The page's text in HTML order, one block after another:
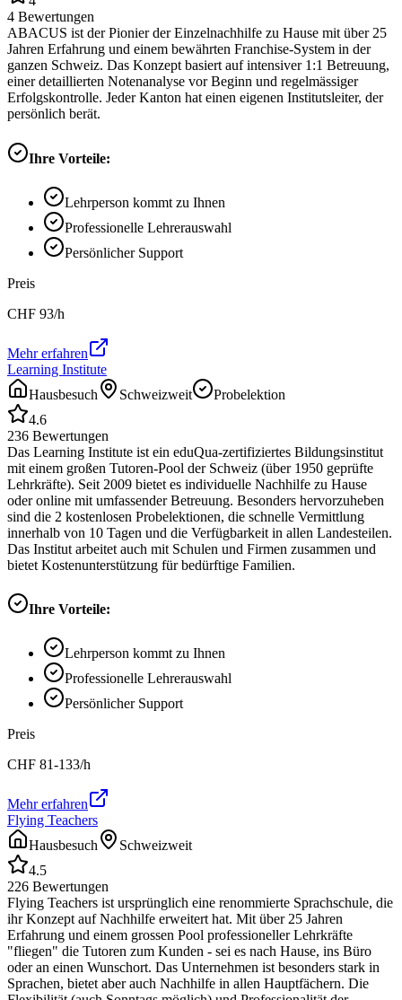
4 Bewertungen
ABACUS ist der Pionier der Einzelnachhilfe zu Hause mit über 25
Jahren Erfahrung und einem bewährten Franchise-System in der
ganzen Schweiz. Das Konzept basiert auf intensiver 1:1 Betreuung,
einer detaillierten Notenanalyse vor Beginn und regelmässiger
Erfolgskontrolle. Jeder Kanton hat einen eigenen Institutsleiter, der
persönlich berät.
Ihre Vorteile:
Lehrperson kommt zu Ihnen
Professionelle Lehrerauswahl
Persönlicher Support
Preis
CHF 93/h
Mehr erfahren
Learning Institute
Hausbesuch
Schweizweit
Probelektion
4.6
236 Bewertungen
Das Learning Institute ist ein eduQua-zertifiziertes Bildungsinstitut
mit einem großen Tutoren-Pool der Schweiz (über 1950 geprüfte
Lehrkräfte). Seit 2009 bietet es individuelle Nachhilfe zu Hause
oder online mit umfassender Betreuung. Besonders hervorzuheben
sind die 2 kostenlosen Probelektionen, die schnelle Vermittlung
innerhalb von 10 Tagen und die Verfügbarkeit in allen Landesteilen.
Das Institut arbeitet auch mit Schulen und Firmen zusammen und
bietet Kostenunterstützung für bedürftige Familien.
Ihre Vorteile:
Lehrperson kommt zu Ihnen
Professionelle Lehrerauswahl
Persönlicher Support
Preis
CHF 81-133/h
Mehr erfahren
Flying Teachers
Hausbesuch
Schweizweit
4.5
226 Bewertungen
Flying Teachers ist ursprünglich eine renommierte Sprachschule, die
ihr Konzept auf Nachhilfe erweitert hat. Mit über 25 Jahren
Erfahrung und einem grossen Pool professioneller Lehrkräfte
"fliegen" die Tutoren zum Kunden - sei es nach Hause, ins Büro
oder an einen Wunschort. Das Unternehmen ist besonders stark in
Sprachen, bietet aber auch Nachhilfe in allen Hauptfächern. Die